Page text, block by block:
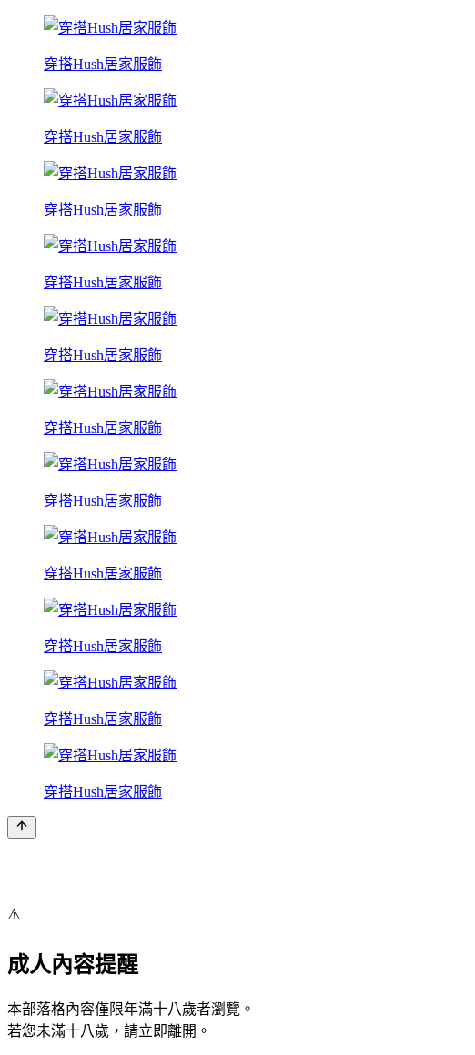
穿搭Hush居家服飾
穿搭Hush居家服飾
穿搭Hush居家服飾
穿搭Hush居家服飾
穿搭Hush居家服飾
穿搭Hush居家服飾
穿搭Hush居家服飾
穿搭Hush居家服飾
穿搭Hush居家服飾
穿搭Hush居家服飾
穿搭Hush居家服飾
⚠️
成人內容提醒
本部落格內容僅限年滿十八歲者瀏覽。
若您未滿十八歲，請立即離開。